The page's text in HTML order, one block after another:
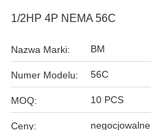
1/2HP 4P NEMA 56C
Nazwa Marki: BM
Numer Modelu: 56C
MOQ: 10 PCS
Ceny: negocjowalne